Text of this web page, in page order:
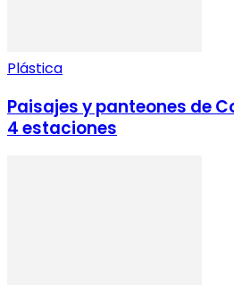
Plástica
Paisajes y panteones de
4 estaciones